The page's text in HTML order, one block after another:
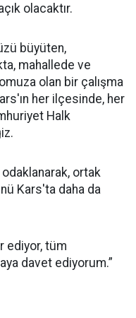
olacaktır.
büyüten,
mahallede ve
olan bir çalışma
her ilçesinde, her
Halk
ortak
Kars'ta daha da
ediyor, tüm
davet ediyorum.”